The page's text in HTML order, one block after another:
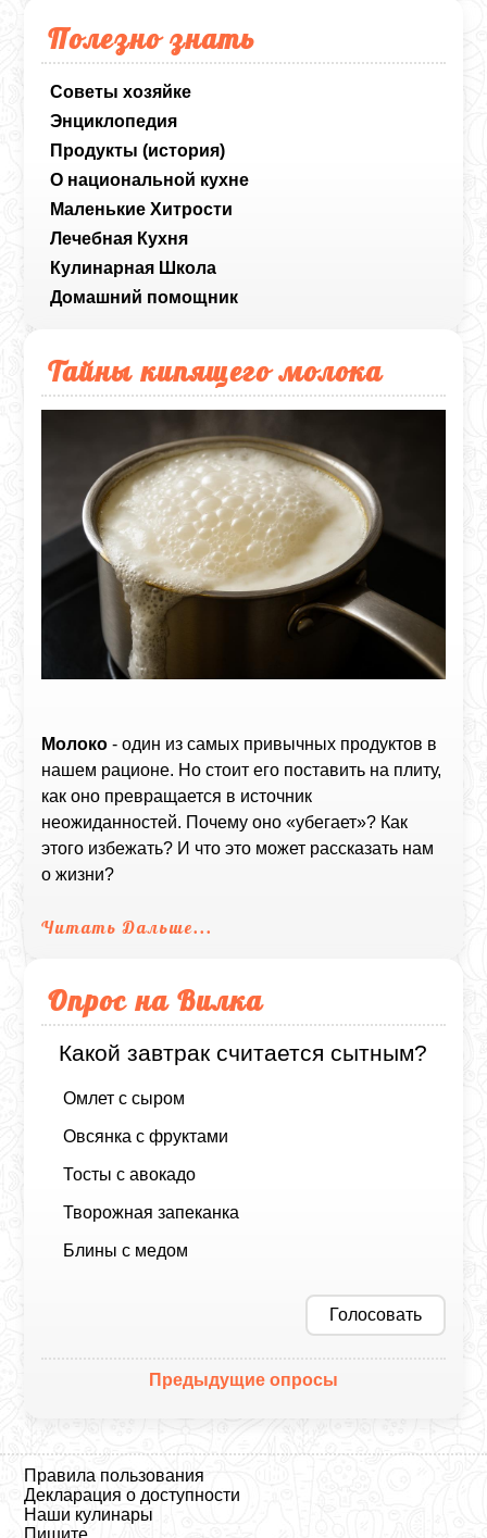
Полезно знать
Советы хозяйке
Энциклопедия
Продукты (история)
О национальной кухне
Маленькие Хитрости
Лечебная Кухня
Кулинарная Школа
Домашний помощник
Тайны кипящего молока
Молоко - один из самых привычных продуктов в
нашем рационе. Но стоит его поставить на плиту,
как оно превращается в источник
неожиданностей. Почему оно «убегает»? Как
этого избежать? И что это может рассказать нам
о жизни?
Читать Дальше...
Опрос на Вилка
Какой завтрак считается сытным?
Омлет с сыром
Овсянка с фруктами
Тосты с авокадо
Творожная запеканка
Блины с медом
Голосовать
Предыдущие опросы
Правила пользования
Декларация о доступности
Наши кулинары